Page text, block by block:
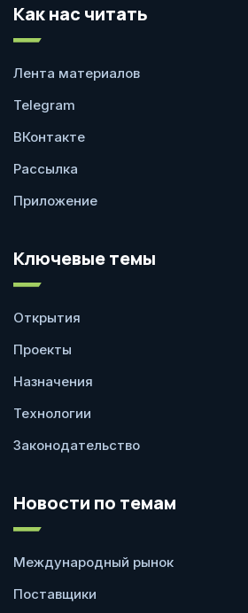
Как нас читать
Лента материалов
Telegram
ВКонтакте
Рассылка
Приложение
Ключевые темы
Открытия
Проекты
Назначения
Технологии
Законодательство
Новости по темам
Международный рынок
Поставщики